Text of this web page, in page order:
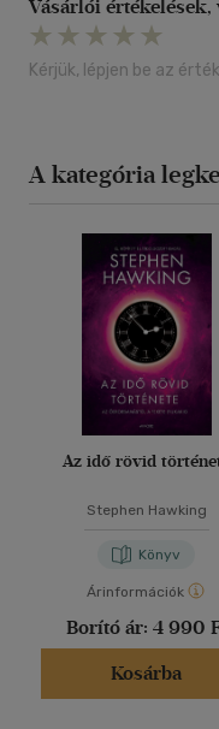
Vásárlói értékelések,
Kérjük, lépjen be az
A kategória
Az idő rövid
Stephen Hawking
Könyv
Árinformációk
Borító ár: 4 990
Kosárba